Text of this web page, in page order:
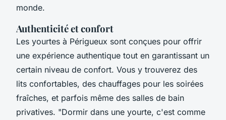
monde.
Authenticité et confort
Les yourtes à Périgueux sont conçues pour offrir
une expérience authentique tout en garantissant un
certain niveau de confort. Vous y trouverez des
lits confortables, des chauffages pour les soirées
fraîches, et parfois même des salles de bain
privatives. "Dormir dans une yourte, c'est comme